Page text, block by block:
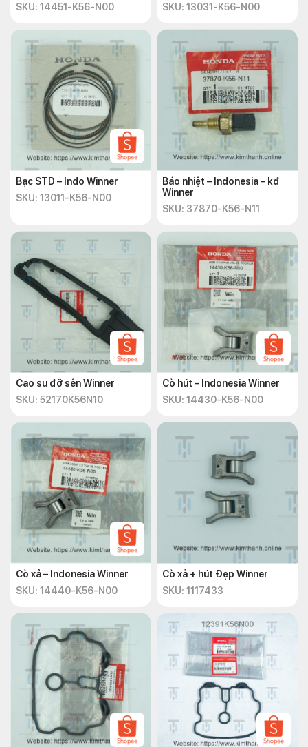
SKU: 14451-K56-N00 SKU: 13031-K56-N00
Bạc STD – Indo Winner
SKU: 13011-K56-N00
Báo nhiệt – Indonesia – kđ
Winner
SKU: 37870-K56-N11
Cao su đỡ sên Winner
SKU: 52170K56N10
Cò hút – Indonesia Winner
SKU: 14430-K56-N00
Cò xả – Indonesia Winner
SKU: 14440-K56-N00
Cò xả + hút Đẹp Winner
SKU: 1117433